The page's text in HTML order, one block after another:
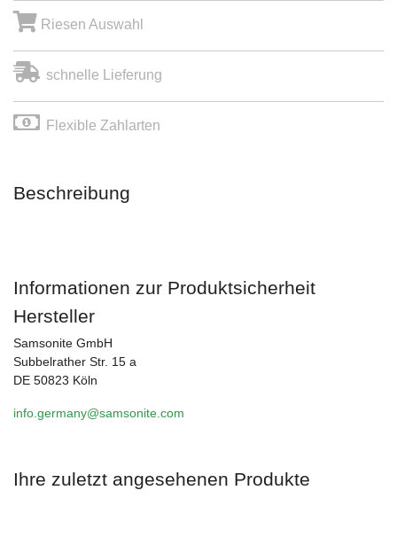
Riesen Auswahl
schnelle Lieferung
Flexible Zahlarten
Beschreibung
Informationen zur Produktsicherheit
Hersteller
Samsonite GmbH
Subbelrather Str. 15 a
DE 50823 Köln
info.germany@samsonite.com
Ihre zuletzt angesehenen Produkte